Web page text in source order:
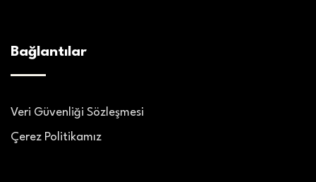
Bağlantılar
Veri Güvenliği Sözleşmesi
Çerez Politikamız